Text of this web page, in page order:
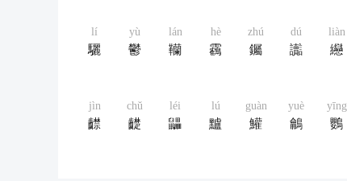
lí
驪
yù
鬱
lán
韊
hè
靏
zhú
钃
dú
讟
liàn
纞
jìn
齽
chǔ
齼
léi
鼺
lú
黸
guàn
鱹
yuè
鸙
yīng
鸚